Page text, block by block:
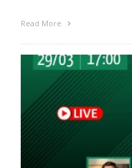
Read More